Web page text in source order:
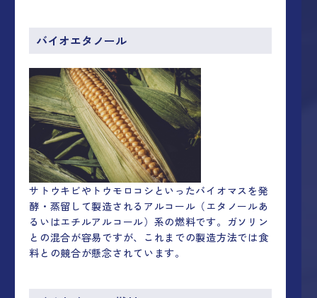
バイオエタノール
サトウキビやトウモロコシといったバイオマスを発
酵・蒸留して製造されるアルコール（エタノールあ
るいはエチルアルコール）系の燃料です。ガソリン
との混合が容易ですが、これまでの製造方法では食
料との競合が懸念されています。